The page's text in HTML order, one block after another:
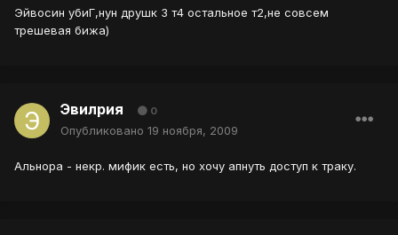
Эйвосин убиГ,нун друшк 3 т4 остальное т2,не совсем
трешевая бижа)
Эвилрия 0
Опубликовано 19 ноября, 2009
Альнора - некр. мифик есть, но хочу апнуть доступ к траку.